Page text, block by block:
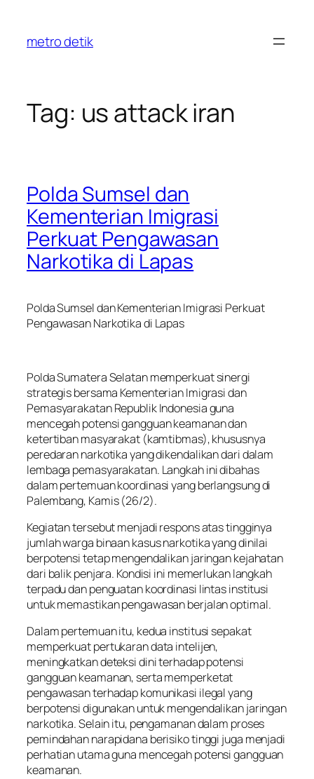
content
metro detik
Tag: us attack iran
Polda Sumsel dan
Kementerian Imigrasi
Perkuat Pengawasan
Narkotika di Lapas
Polda Sumsel dan Kementerian Imigrasi Perkuat
Pengawasan Narkotika di Lapas
Polda Sumatera Selatan memperkuat sinergi
strategis bersama Kementerian Imigrasi dan
Pemasyarakatan Republik Indonesia guna
mencegah potensi gangguan keamanan dan
ketertiban masyarakat (kamtibmas), khususnya
peredaran narkotika yang dikendalikan dari dalam
lembaga pemasyarakatan. Langkah ini dibahas
dalam pertemuan koordinasi yang berlangsung di
Palembang, Kamis (26/2).
Kegiatan tersebut menjadi respons atas tingginya
jumlah warga binaan kasus narkotika yang dinilai
berpotensi tetap mengendalikan jaringan kejahatan
dari balik penjara. Kondisi ini memerlukan langkah
terpadu dan penguatan koordinasi lintas institusi
untuk memastikan pengawasan berjalan optimal.
Dalam pertemuan itu, kedua institusi sepakat
memperkuat pertukaran data intelijen,
meningkatkan deteksi dini terhadap potensi
gangguan keamanan, serta memperketat
pengawasan terhadap komunikasi ilegal yang
berpotensi digunakan untuk mengendalikan jaringan
narkotika. Selain itu, pengamanan dalam proses
pemindahan narapidana berisiko tinggi juga menjadi
perhatian utama guna mencegah potensi gangguan
keamanan.